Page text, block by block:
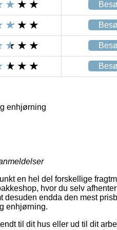
enhjørning
en hel del forskellige
hvor du selv
desuden endda den mest
enhjørning.
til dit hus eller ud til dit